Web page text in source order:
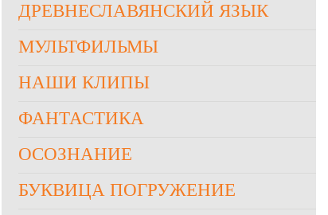
ДРЕВНЕСЛАВЯНСКИЙ ЯЗЫК
МУЛЬТФИЛЬМЫ
НАШИ КЛИПЫ
ФАНТАСТИКА
ОСОЗНАНИЕ
БУКВИЦА ПОГРУЖЕНИЕ